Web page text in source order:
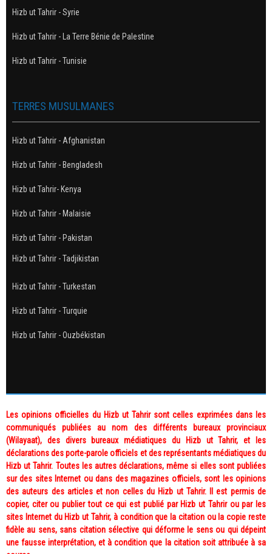
Hizb ut Tahrir - Syrie
Hizb ut Tahrir - La Terre Bénie de Palestine
Hizb ut Tahrir - Tunisie
TERRES MUSULMANES
Hizb ut Tahrir - Afghanistan
Hizb ut Tahrir - Bengladesh
Hizb ut Tahrir- Kenya
Hizb ut Tahrir - Malaisie
Hizb ut Tahrir - Pakistan
Hizb ut Tahrir - Tadjikistan
Hizb ut Tahrir - Turkestan
Hizb ut Tahrir - Turquie
Hizb ut Tahrir - Ouzbékistan
Les opinions officielles du Hizb ut Tahrir sont celles exprimées dans les
communiqués publiées au nom des différents bureaux provinciaux
(Wilayaat), des divers bureaux médiatiques du Hizb ut Tahrir, et les
déclarations des porte-parole officiels et des représentants médiatiques du
Hizb ut Tahrir. Toutes les autres déclarations, même si elles sont publiées
sur des sites Internet ou dans des magazines officiels, sont les opinions
des auteurs des articles et non celles du Hizb ut Tahrir. Il est permis de
copier, citer ou publier tout ce qui est publié par Hizb ut Tahrir ou par les
sites Internet du Hizb ut Tahrir, à condition que la citation ou la copie reste
fidèle au sens, sans citation sélective qui déforme le sens ou qui dépeint
une fausse interprétation, et à condition que la citation soit attribuée à sa